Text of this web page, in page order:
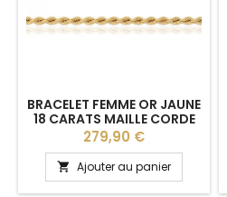
BRACELET FEMME OR JAUNE
18 CARATS MAILLE CORDE
18 CM
Prix
279,90 €
 Ajouter au panier